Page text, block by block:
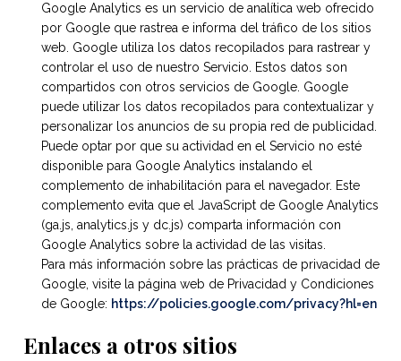
Google Analytics es un servicio de analítica web ofrecido
por Google que rastrea e informa del tráfico de los sitios
web. Google utiliza los datos recopilados para rastrear y
controlar el uso de nuestro Servicio. Estos datos son
compartidos con otros servicios de Google. Google
puede utilizar los datos recopilados para contextualizar y
personalizar los anuncios de su propia red de publicidad.
Puede optar por que su actividad en el Servicio no esté
disponible para Google Analytics instalando el
complemento de inhabilitación para el navegador. Este
complemento evita que el JavaScript de Google Analytics
(ga.js, analytics.js y dc.js) comparta información con
Google Analytics sobre la actividad de las visitas.
Para más información sobre las prácticas de privacidad de
Google, visite la página web de Privacidad y Condiciones
de Google: https://policies.google.com/privacy?hl=en
Enlaces a otros sitios